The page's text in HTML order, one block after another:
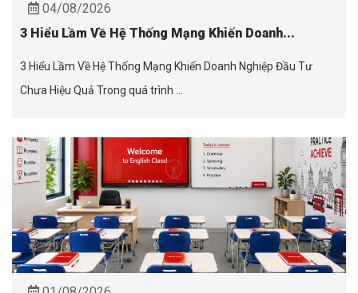
04/08/2026
3 Hiểu Lầm Về Hệ Thống Mạng Khiến Doanh...
3 Hiểu Lầm Về Hệ Thống Mạng Khiến Doanh Nghiệp Đầu Tư
Chưa Hiệu Quả Trong quá trình ...